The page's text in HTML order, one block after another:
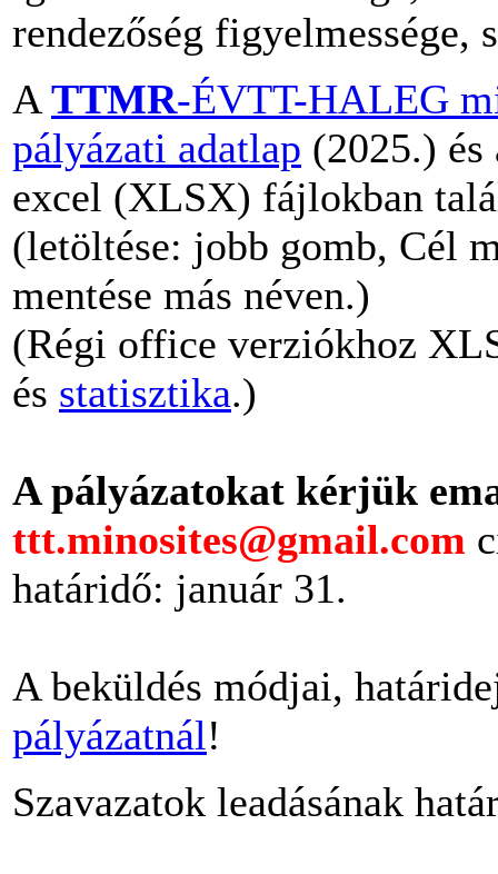
rendezőség figyelmessége,
A TTMR-ÉVTT-HALEG
pályázati adatlap (2025.)
excel (XLSX) fájlokban
(letöltése: jobb gomb, Cél
mentése más néven.)
(Régi office verziókhoz
és statisztika.)
A pályázatokat kérjük
ttt.minosites@gmail.com
határidő: január 31.
A beküldés módjai,
pályázatnál!
Szavazatok leadásának